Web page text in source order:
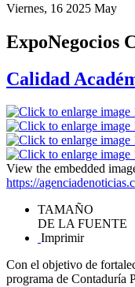
Viernes, 16 2025 May
ExpoNegocios
Calidad
View the embedded
https://
TAMAÑO
DE LA FUENTE
Imprimir
Con el objetivo de
programa de Contaduría